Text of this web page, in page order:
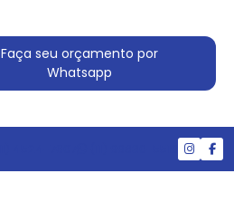
Faça seu orçamento por
Whatsapp